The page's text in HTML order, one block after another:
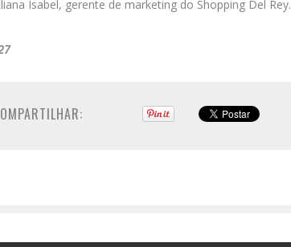
Isabel, gerente de marketing do Shopping Del Rey.